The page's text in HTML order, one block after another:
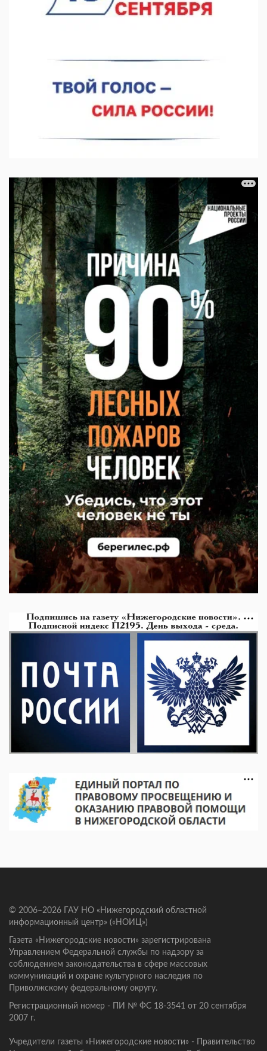
06.08.2026 14:46
© 2006–2026 ГАУ НО «Нижегородский областной
информационный центр» («НОИЦ»)
Газета «Нижегородские новости» зарегистрирована
Управлением Федеральной службы по надзору за
соблюдением законодательства в сфере массовых
коммуникаций и охране культурного наследия по
Приволжскому федеральному округу.
Регистрационный номер - ПИ № ФС 18-3541 от 20 сентября
2007 г.
Учредители газеты «Нижегородские новости» - Правительство